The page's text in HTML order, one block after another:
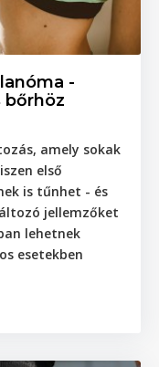
-
amely sokak
első
is tűnhet - és
jellemzőket
lehetnek
esetekben